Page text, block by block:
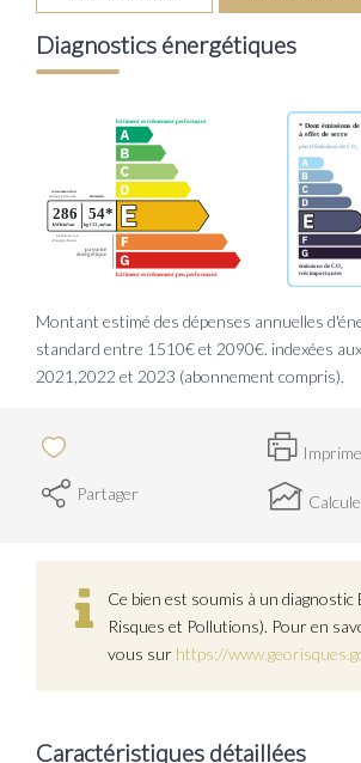
Diagnostics énergétiques
Montant estimé des dépenses annuelles
standard entre 1510€ et 2090€. indexées
2021,2022 et 2023 (abonnement compris).
Partager
Ce bien est soumis à un diagnostic
Risques et Pollutions). Pour en
vous sur https://
Caractéristiques détaillées